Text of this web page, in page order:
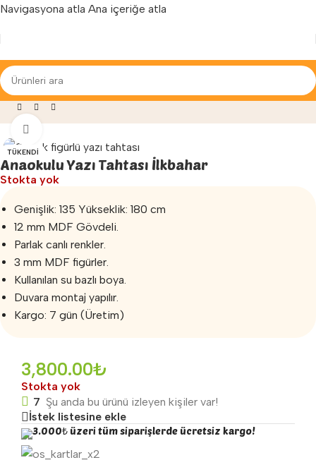
Navigasyona atla Ana içeriğe atla
Malzemeleri
TÜKENDI
Anaokulu Yazı Tahtası İlkbahar
Stokta yok
Genişlik: 135 Yükseklik: 180 cm
12 mm MDF Gövdeli.
Parlak canlı renkler.
3 mm MDF figürler.
Kullanılan su bazlı boya.
Duvara montaj yapılır.
Kargo: 7 gün (Üretim)
3,800.00₺
Stokta yok
7 Şu anda bu ürünü izleyen kişiler var!
İstek listesine ekle
3.000₺ üzeri tüm siparişlerde ücretsiz kargo!